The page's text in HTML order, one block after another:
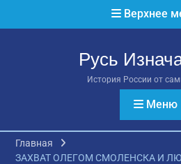
Верхнее
Русь
История России от
Меню
Главная
ЗАХВАТ ОЛЕГОМ СМОЛЕНСКА И